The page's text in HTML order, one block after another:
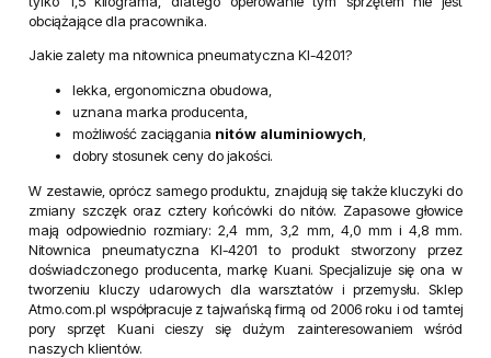
obciążające dla pracownika.
Jakie zalety ma nitownica pneumatyczna KI-4201?
lekka, ergonomiczna obudowa,
uznana marka producenta,
możliwość zaciągania nitów aluminiowych
dobry stosunek ceny do jakości.
W zestawie, oprócz samego produktu, znajdują się także kluczyki do
zmiany szczęk oraz cztery końcówki do nitów. Zapasowe głowice
mają odpowiednio rozmiary: 2,4 mm, 3,2 mm, 4,0 mm i 4,8 mm.
Nitownica pneumatyczna KI-4201 to produkt stworzony przez
doświadczonego producenta, markę Kuani. Specjalizuje się ona w
tworzeniu kluczy udarowych dla warsztatów i przemysłu. Sklep
Atmo.com.pl współpracuje z tajwańską firmą od 2006 roku i od tamtej
pory sprzęt Kuani cieszy się dużym zainteresowaniem wśród
naszych klientów.